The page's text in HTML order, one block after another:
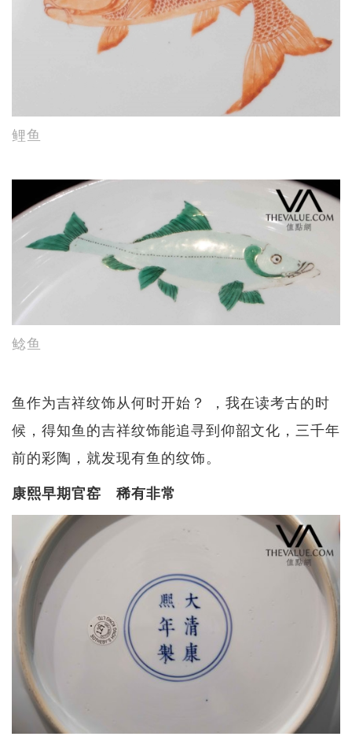
鲤鱼
鲶鱼
鱼作为吉祥纹饰从何时开始？ ，我在读考古的时
候，得知鱼的吉祥纹饰能追寻到仰韶文化，三千年
前的彩陶，就发现有鱼的纹饰。
康熙早期官窑 稀有非常